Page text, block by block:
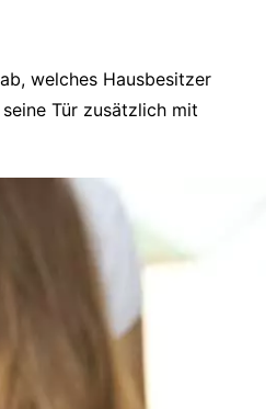
welches Hausbesitzer
Tür zusätzlich mit